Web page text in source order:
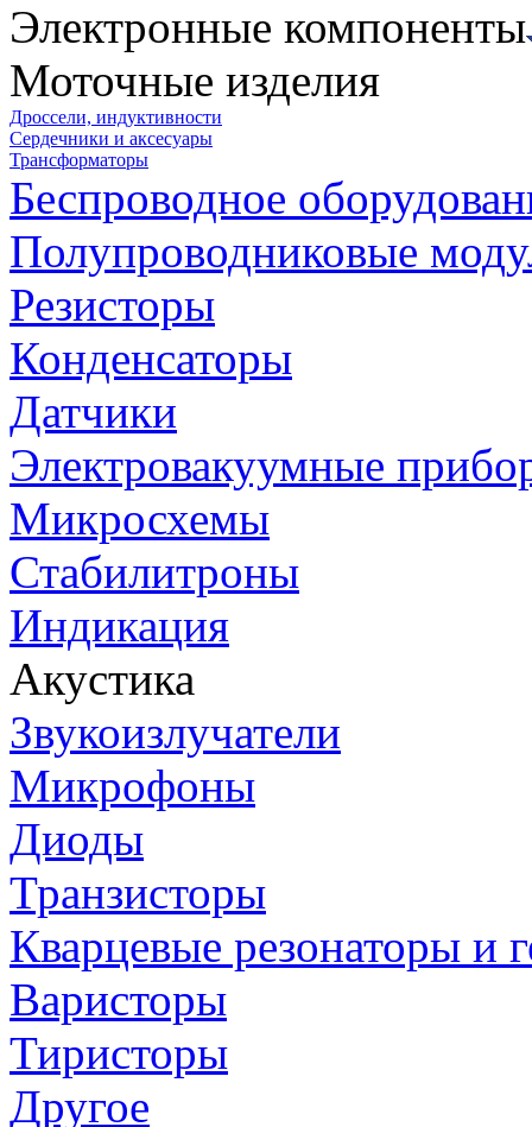
Электронные компоненты
Моточные изделия
Дроссели, индуктивности
Сердечники и аксесуары
Трансформаторы
Беспроводное
Полупроводниковые
Резисторы
Конденсаторы
Датчики
Электровакуумные
Микросхемы
Стабилитроны
Индикация
Акустика
Звукоизлучатели
Микрофоны
Диоды
Транзисторы
Кварцевые резонаторы и
Варисторы
Тиристоры
Другое